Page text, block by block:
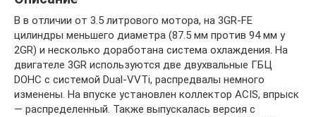
В в отличии от 3.5 литрового мотора, на 3GR-FE
цилиндры меньшего диаметра (87.5 мм против 94 мм у
2GR) и несколько доработана система охлаждения. На
двигателе 3GR используются две двухвальные ГБЦ
DOHC с системой Dual-VVTi, распредвалы немного
изменены. На впуске установлен коллектор ACIS, впрыск
— распределенный. Также выпускалась версия с